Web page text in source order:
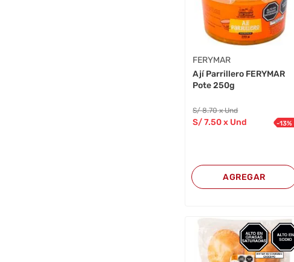
FERYMAR
Ají Parrillero FERYMAR
Pote 250g
S/8.70 x Und
S/7.50x Und -13%
AGREGAR